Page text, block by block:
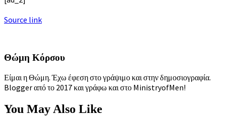
Source link
Θώμη Κόρσου
Είμαι η Θώμη. Έχω έφεση στο γράψιμο και στην δημοσιογραφία.
Blogger από το 2017 και γράφω και στο MinistryofMen!
You May Also Like